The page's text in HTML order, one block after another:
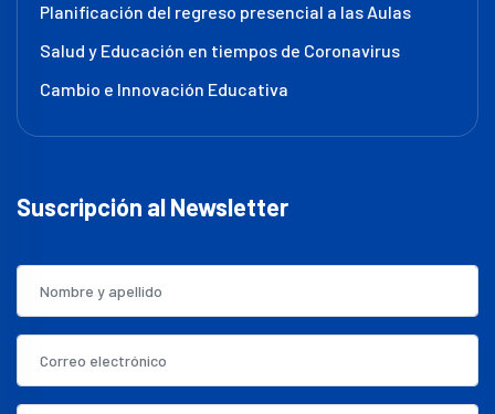
Planificación del regreso presencial a las Aulas
Salud y Educación en tiempos de Coronavirus
Cambio e Innovación Educativa
Suscripción al Newsletter